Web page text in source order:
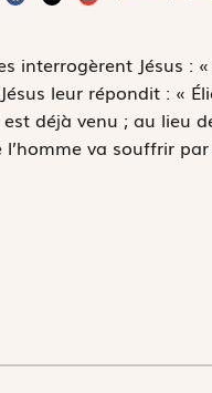
interrogèrent Jésus :
leur répondit : «
est déjà venu ; au lieu
va souffrir